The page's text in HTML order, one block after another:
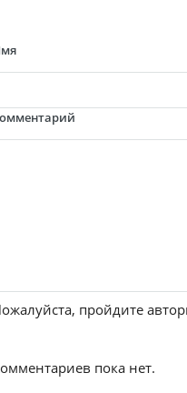
пройдите
пока нет.